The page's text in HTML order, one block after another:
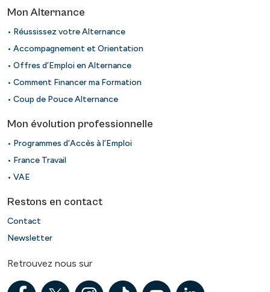
Mon Alternance
• Réussissez votre Alternance
• Accompagnement et Orientation
• Offres d’Emploi en Alternance
• Comment Financer ma Formation
• Coup de Pouce Alternance
Mon évolution professionnelle
• Programmes d’Accès à l’Emploi
• France Travail
• VAE
Restons en contact
Contact
Newsletter
Retrouvez nous sur